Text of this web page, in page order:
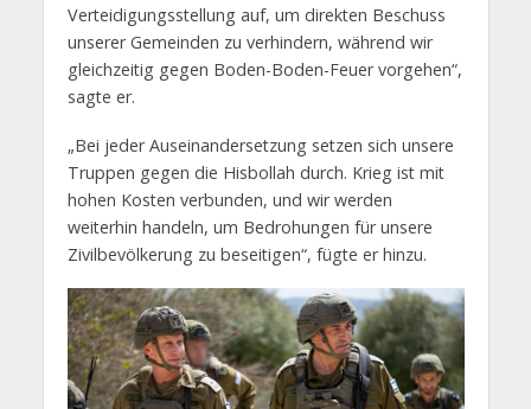
Verteidigungsstellung auf, um direkten Beschuss
unserer Gemeinden zu verhindern, während wir
gleichzeitig gegen Boden-Boden-Feuer vorgehen“,
sagte er.
„Bei jeder Auseinandersetzung setzen sich unsere
Truppen gegen die Hisbollah durch. Krieg ist mit
hohen Kosten verbunden, und wir werden
weiterhin handeln, um Bedrohungen für unsere
Zivilbevölkerung zu beseitigen“, fügte er hinzu.